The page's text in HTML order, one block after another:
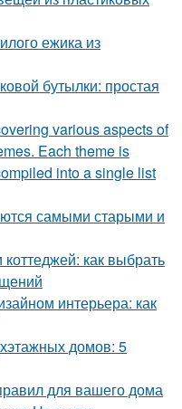
ежика из
бутылки: простая
various aspects of
Each theme is
into a single list
самыми старыми и
как выбрать
интерьера: как
домов: 5
для вашего дома